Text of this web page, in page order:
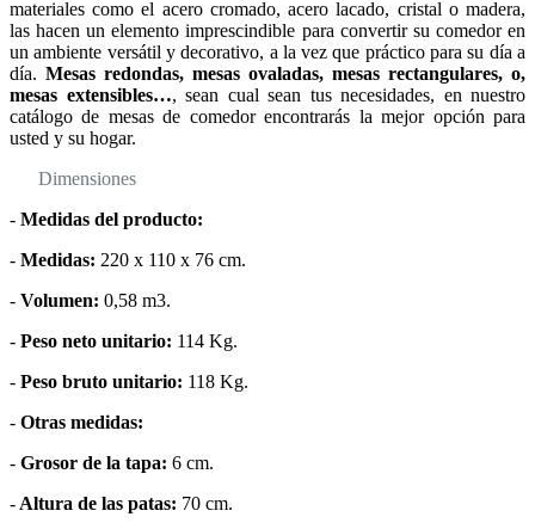
materiales como el acero cromado, acero lacado, cristal o madera,
las hacen un elemento imprescindible para convertir su comedor en
un ambiente versátil y decorativo, a la vez que práctico para su día a
día. Mesas redondas, mesas ovaladas, mesas rectangulares, o,
mesas extensibles…, sean cual sean tus necesidades, en nuestro
catálogo de mesas de comedor encontrarás la mejor opción para
usted y su hogar.
Dimensiones
- Medidas del producto:
- Medidas: 220 x 110 x 76 cm.
- Volumen: 0,58 m3.
- Peso neto unitario: 114 Kg.
- Peso bruto unitario: 118 Kg.
- Otras medidas:
- Grosor de la tapa: 6 cm.
- Altura de las patas: 70 cm.